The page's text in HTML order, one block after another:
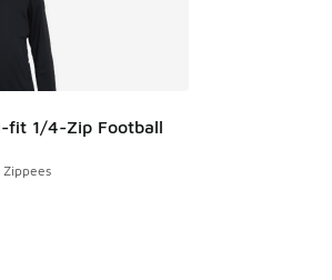
fit 1/4-Zip Football